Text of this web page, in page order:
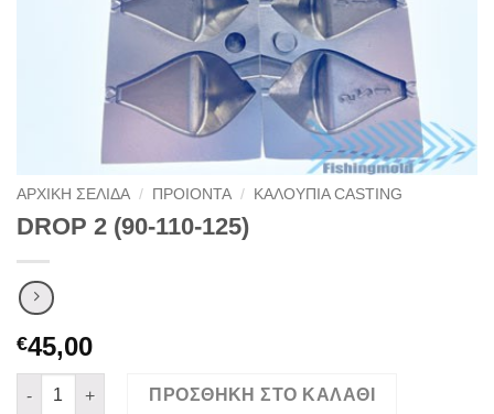
ΑΡΧΙΚΉ ΣΕΛΊΔΑ / ΠΡΟΙΟΝΤΑ / ΚΑΛΟΥΠΙΑ CASTING
DROP 2 (90-110-125)
€45,00
DROP 2 (90-110-125) ποσότητα
ΠΡΟΣΘΉΚΗ ΣΤΟ ΚΑΛΆΘΙ